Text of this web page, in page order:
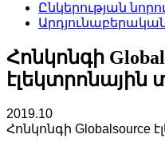
Ընկերության
Արդյունաբերական
Հոնկոնգի
2019.10
Հոնկոնգի